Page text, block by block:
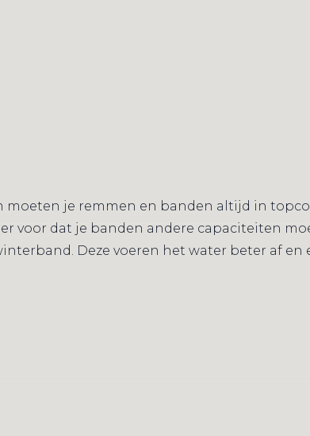
je remmen en banden altijd in
voor dat je banden andere capaciteiten
Deze voeren het water beter af